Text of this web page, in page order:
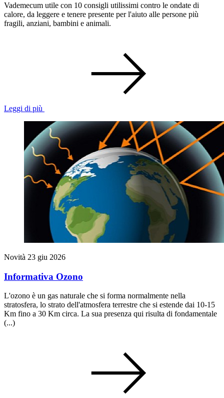
Vademecum utile con 10 consigli utilissimi contro le ondate di
calore, da leggere e tenere presente per l'aiuto alle persone più
fragili, anziani, bambini e animali.
Leggi di più
Novità 23 giu 2026
Informativa Ozono
L'ozono è un gas naturale che si forma normalmente nella
stratosfera, lo strato dell'atmosfera terrestre che si estende dai 10-15
Km fino a 30 Km circa. La sua presenza qui risulta di fondamentale
(...)